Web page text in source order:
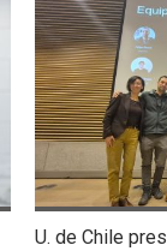
U. de Chile